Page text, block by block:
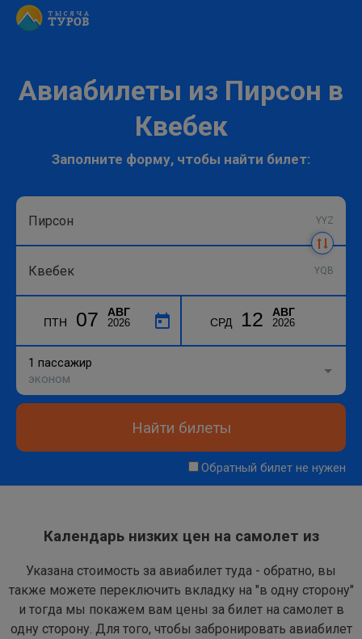
Авиабилеты из Пирсон в
Квебек
Заполните форму, чтобы найти билет:
YYZ
YQB
ПТН 07 АВГ
2026 СРД 12 АВГ
2026
1 пассажир
эконом
Найти билеты
Обратный билет не нужен
Календарь низких цен на самолет из
Указана стоимость за авиабилет туда - обратно, вы
также можете переключить вкладку на "в одну сторону"
и тогда мы покажем вам цены за билет на самолет в
одну сторону. Для того, чтобы забронировать авиабилет